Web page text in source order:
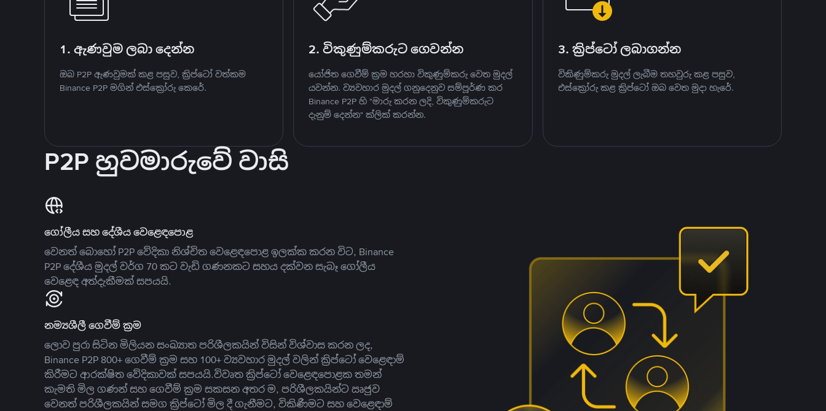
1. ඇණවුම ලබා දෙන්න
ඔබ P2P ඇණවුමක් කළ පසුව, ක්‍රිප්ටෝ වත්කම
Binance P2P මගින් එස්ක්‍රෝරු කෙරේ.
2. විකුණුම්කරුට ගෙවන්න
යෝජිත ගෙවීම් ක්‍රම හරහා විකුණුම්කරු වෙත මුදල්
යවන්න. ව්‍යවහාර මුදල් ගනුදෙනුව සම්පූර්ණ කර
Binance P2P හි "මාරු කරන ලදි, විකුණුම්කරුට
දැනුම් දෙන්න" ක්ලික් කරන්න.
3. ක්‍රිප්ටෝ ලබාගන්න
විකිණුම්කරු මුදල් ලැබීම තහවුරු කළ පසුව,
එස්ක්‍රෝරු කළ ක්‍රිප්ටෝ ඔබ වෙත මුදා හැරේ.
P2P හුවමාරුවේ වාසි
ගෝලීය සහ දේශීය වෙළෙඳපොළ
වෙනත් බොහෝ P2P වේදිකා නිශ්චිත වෙළෙඳපොළ ඉලක්ක කරන විට, Binance
P2P දේශීය මුදල් වර්ග 70 කට වැඩි ගණනකට සහය දක්වන සැබෑ ගෝලීය
වෙළෙඳ අත්දැකීමක් සපයයි.
නම්‍යශීලී ගෙවීම් ක්‍රම
ලොව පුරා සිටින මිලියන සංඛ්‍යාත පරිශීලකයින් විසින් විශ්වාස කරන ලද,
Binance P2P 800+ ගෙවීම් ක්‍රම සහ 100+ ව්‍යවහාර මුදල් වලින් ක්‍රිප්ටෝ වෙළෙඳාම්
කිරීමට ආරක්ෂිත වේදිකාවක් සපයයි.විවෘත ක්‍රිප්ටෝ වෙළෙඳපොළක තමන්
කැමති මිල ගණන් සහ ගෙවීම් ක්‍රම සකසන අතර ම, පරිශීලකයින්ට ඍජුව
වෙනත් පරිශීලකයින් සමග ක්‍රිප්ටෝ මිල දී ගැනීමට, විකිණීමට සහ වෙළෙඳාම්